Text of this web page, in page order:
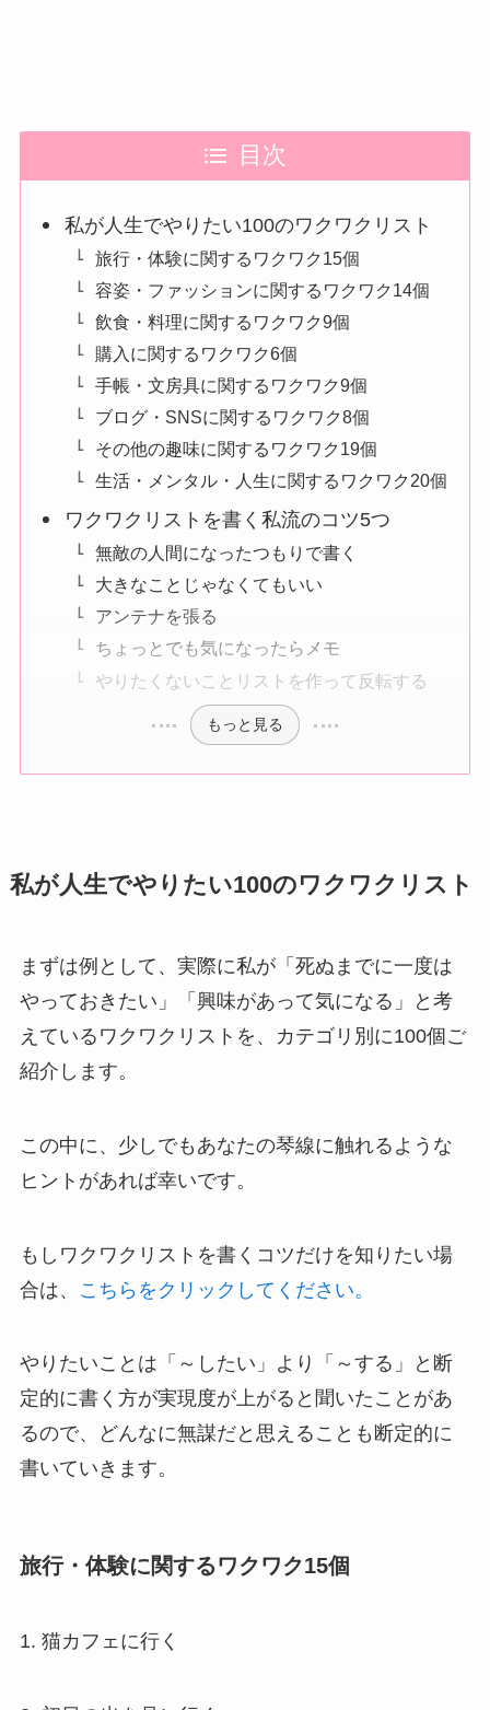
目次
私が人生でやりたい100のワクワクリスト
旅行・体験に関するワクワク15個
容姿・ファッションに関するワクワク14個
飲食・料理に関するワクワク9個
購入に関するワクワク6個
手帳・文房具に関するワクワク9個
ブログ・SNSに関するワクワク8個
その他の趣味に関するワクワク19個
生活・メンタル・人生に関するワクワク20個
ワクワクリストを書く私流のコツ5つ
無敵の人間になったつもりで書く
大きなことじゃなくてもいい
アンテナを張る
ちょっとでも気になったらメモ
やりたくないことリストを作って反転する
もっと見る
私が人生でやりたい100のワクワクリスト
まずは例として、実際に私が「死ぬまでに一度は
やっておきたい」「興味があって気になる」と考
えているワクワクリストを、カテゴリ別に100個ご
紹介します。
この中に、少しでもあなたの琴線に触れるような
ヒントがあれば幸いです。
もしワクワクリストを書くコツだけを知りたい場
合は、
こちらをクリックしてください。
やりたいことは「～したい」より「～する」と断
定的に書く方が実現度が上がると聞いたことがあ
るので、どんなに無謀だと思えることも断定的に
書いていきます。
旅行・体験に関するワクワク15個
1. 猫カフェに行く